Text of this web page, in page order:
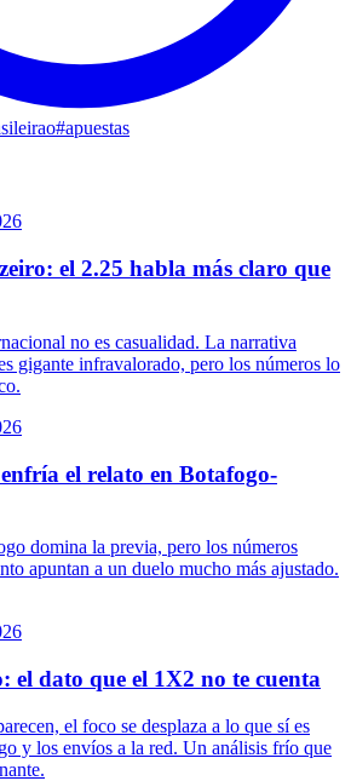
#apuestas
el 2.25 habla más claro que
no es casualidad. La narrativa
gigante infravalorado, pero los números lo
el relato en Botafogo-
domina la previa, pero los números
apuntan a un duelo mucho más ajustado.
el dato que el 1X2 no te cuenta
el foco se desplaza a lo que sí es
y los envíos a la red. Un análisis frío que